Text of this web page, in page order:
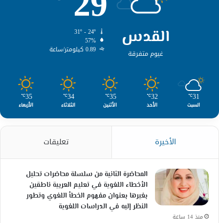
القدس
غيوم متفرقة
57%
0.89 كيلومتر/ساعة
31
℃
السبت
32
℃
الأحد
35
℃
الأثنين
34
℃
الثلاثاء
35
℃
الأربعاء
الأخيرة تعليقات
المحاضرة الثانية من سلسلة محاضرات تحليل
الأخطاء اللغوية في تعليم العربية ناطقين
بغيرها بعنوان مفهوم الخطأ اللغوي وتطور
النظر إليه في الدراسات اللغوية
منذ 14 ساعة